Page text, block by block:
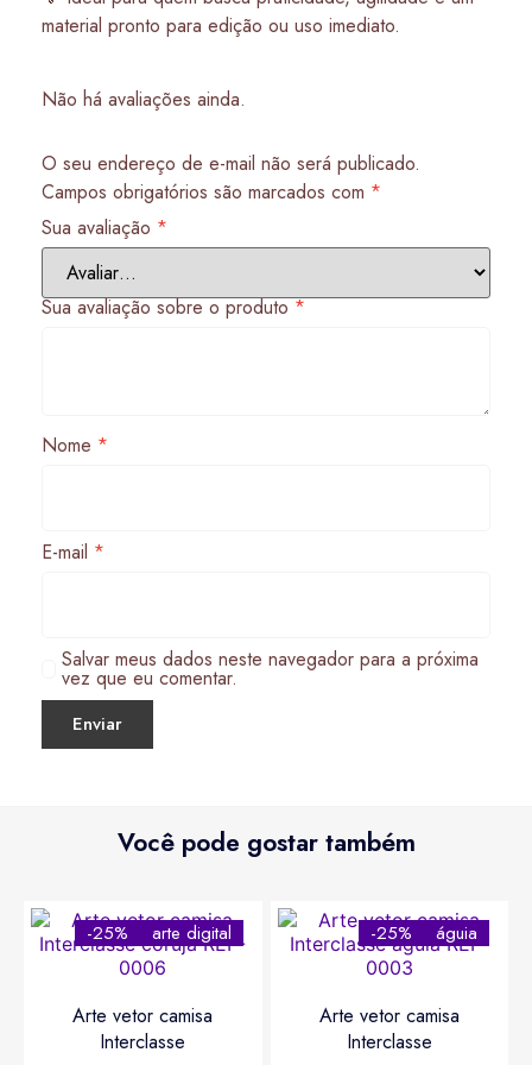
material pronto para edição ou uso imediato.
Não há avaliações ainda.
O seu endereço de e-mail não será publicado.
Campos obrigatórios são marcados com *
Sua avaliação *
Sua avaliação sobre o produto*
Nome *
E-mail *
Salvar meus dados neste navegador para a próxima
vez que eu comentar.
Você pode gostar também
-25% arte digital
Arte vetor camisa
Interclasse
-25% águia
Arte vetor camisa
Interclasse